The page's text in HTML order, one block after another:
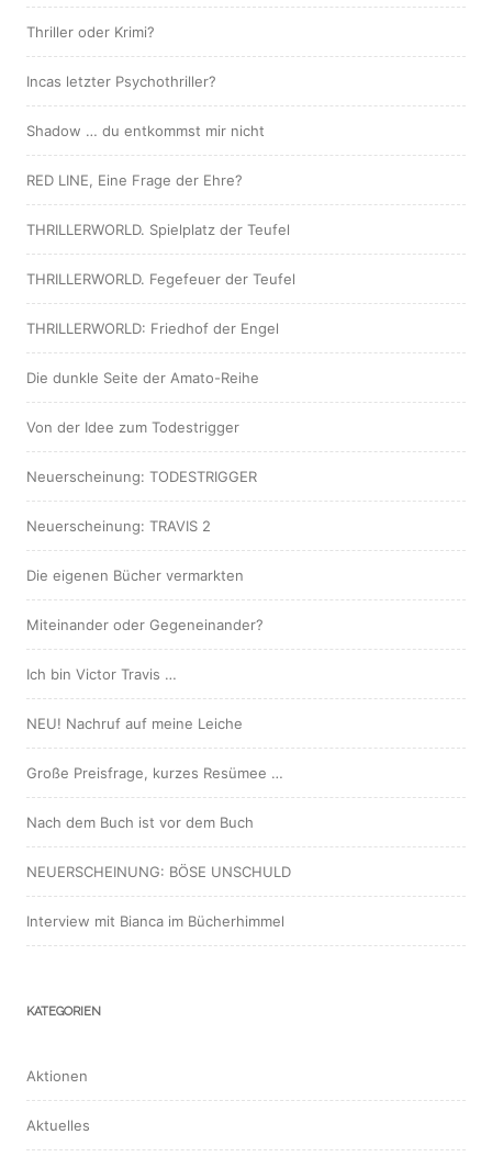
Thriller oder Krimi?
Incas letzter Psychothriller?
Shadow … du entkommst mir nicht
RED LINE, Eine Frage der Ehre?
THRILLERWORLD. Spielplatz der Teufel
THRILLERWORLD. Fegefeuer der Teufel
THRILLERWORLD: Friedhof der Engel
Die dunkle Seite der Amato-Reihe
Von der Idee zum Todestrigger
Neuerscheinung: TODESTRIGGER
Neuerscheinung: TRAVIS 2
Die eigenen Bücher vermarkten
Miteinander oder Gegeneinander?
Ich bin Victor Travis …
NEU! Nachruf auf meine Leiche
Große Preisfrage, kurzes Resümee …
Nach dem Buch ist vor dem Buch
NEUERSCHEINUNG: BÖSE UNSCHULD
Interview mit Bianca im Bücherhimmel
KATEGORIEN
Aktionen
Aktuelles